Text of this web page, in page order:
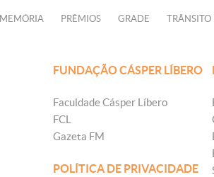
MEMÓRIA PRÊMIOS GRADE TRÂNSITO
FUNDAÇÃO CÁSPER LÍBERO
Faculdade Cásper Líbero
FCL
Gazeta FM
POLÍTICA DE PRIVACIDADE